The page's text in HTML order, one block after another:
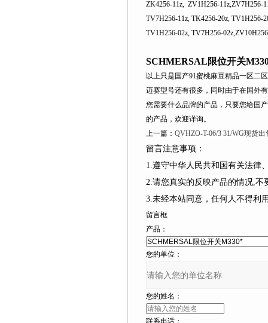
ZK4256-11z, ZV1H256-11z,ZV7H256-
TV7H256-11z, TK4256-20z, TV1H256-
TV1H256-02z, TV7H256-
SCHMERSAL限位开关
以上只是国产91蜜桃麻豆精品一区二
迈赛型号还有很多，同时由于在国
您需要什么品牌的产品，只要您给
的产品，欢迎详询。
上一篇： QVHZO-T-06/3 31/WG现货
留言注意事项：
1.遵守中华人民共和国有关法律、
2.请您真实的反映产品的情况,不要捏
3.未经本站同意，任何人不得
留言框
产品：
您的单位：
您的姓名：
联系电话：